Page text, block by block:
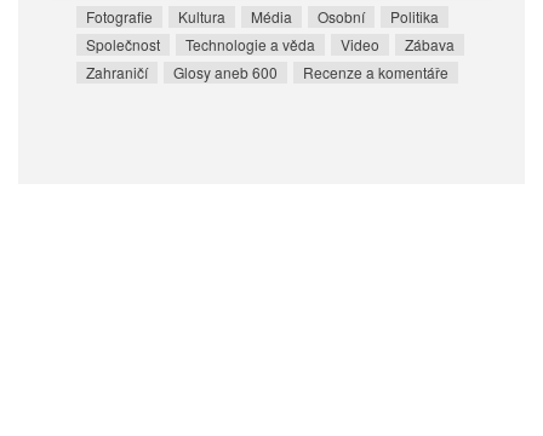
Fotografie
Kultura Média Osobní
Politika
Společnost
Technologie a věda Video
Zábava
Zahraničí
Glosy aneb 600 Recenze a komentáře